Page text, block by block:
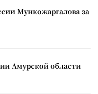
Мункожаргалова за
Амурской области